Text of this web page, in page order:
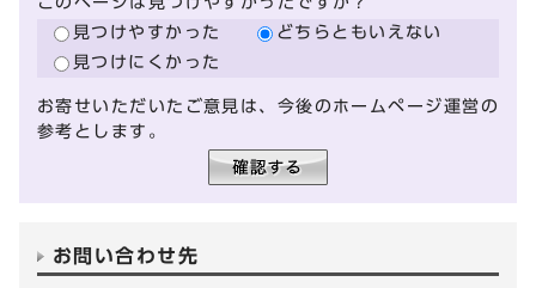
見つけやすかった
どちらともいえない
見つけにくかった
お寄せいただいたご意見は、今後のホームページ運営の
参考とします。
お問い合わせ先